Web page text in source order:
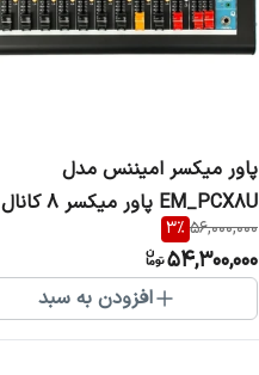
پاور میکسر امیننس مدل
EM_PCX8U پاور میکسر ۸ کانال
حرفه ایی
56,000,000
3%
54,300,000
افزودن به سبد